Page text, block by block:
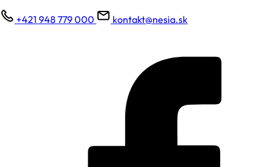
+421 948 779 000 kontakt@nesia.sk